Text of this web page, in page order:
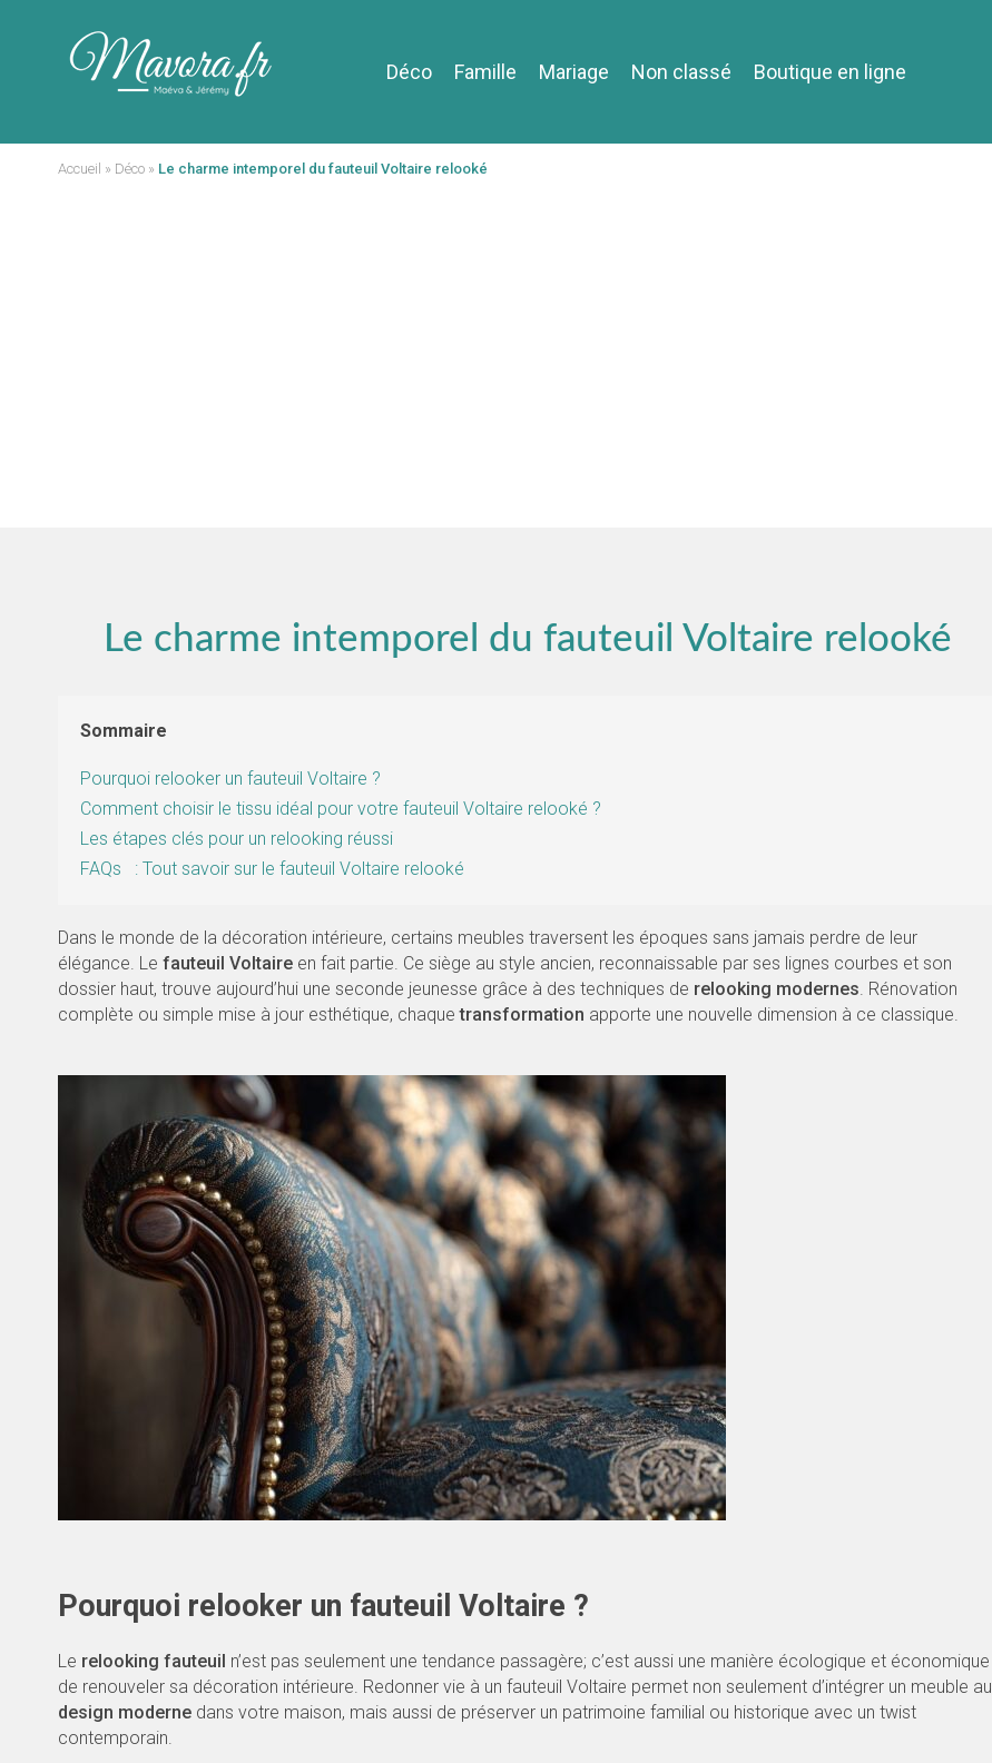
Déco Famille Mariage Non classé Boutique en ligne
Accueil » Déco » Le charme intemporel du fauteuil Voltaire relooké
Le charme intemporel du fauteuil Voltaire relooké
Sommaire
Pourquoi relooker un fauteuil Voltaire ?
Comment choisir le tissu idéal pour votre fauteuil Voltaire relooké ?
Les étapes clés pour un relooking réussi
FAQs : Tout savoir sur le fauteuil Voltaire relooké
Dans le monde de la décoration intérieure, certains meubles traversent les époques sans jamais perdre de leur
élégance. Le fauteuil Voltaire en fait partie. Ce siège au style ancien, reconnaissable par ses lignes courbes et son
dossier haut, trouve aujourd’hui une seconde jeunesse grâce à des techniques de relooking modernes . Rénovation
complète ou simple mise à jour esthétique, chaquetransformation apporte une nouvelle dimension à ce classique.
Pourquoi relooker un fauteuil Voltaire ?
Le relooking fauteuil n’est pas seulement une tendance passagère; c’est aussi une manière écologique et économique
de renouveler sa décoration intérieure. Redonner vie à un fauteuil Voltaire permet non seulement d’intégrer un meuble au
design moderne dans votre maison, mais aussi de préserver un patrimoine familial ou historique avec un twist
contemporain.